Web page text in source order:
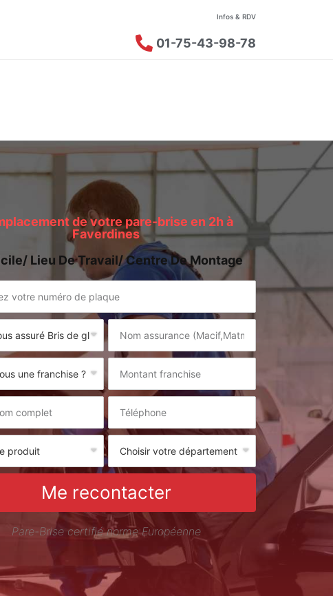
Infos & RDV
01-75-43-98-78
de votre pare-brise en 2h à
Faverdines
Lieu De Travail/ Centre De Montage
Me recontacter
Pare-Brise certifié norme Européenne